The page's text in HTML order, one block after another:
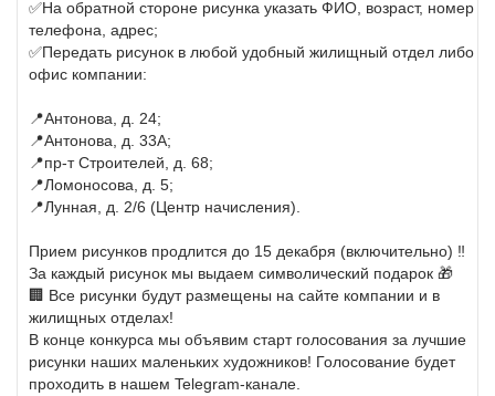
✅На обратной стороне рисунка указать ФИО, возраст, номер
телефона, адрес;
✅Передать рисунок в любой удобный жилищный отдел либо
офис компании:
📍Антонова, д. 24;
📍Антонова, д. 33А;
📍пр-т Строителей, д. 68;
📍Ломоносова, д. 5;
📍Лунная, д. 2/6 (Центр начисления).
Прием рисунков продлится до 15 декабря (включительно) ‼️
За каждый рисунок мы выдаем символический подарок 🎁
🏢 Все рисунки будут размещены на сайте компании и в
жилищных отделах!
В конце конкурса мы объявим старт голосования за лучшие
рисунки наших маленьких художников! Голосование будет
проходить в нашем Telegram-канале.